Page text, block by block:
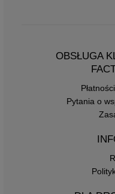
OBSŁUGA
Pytania o